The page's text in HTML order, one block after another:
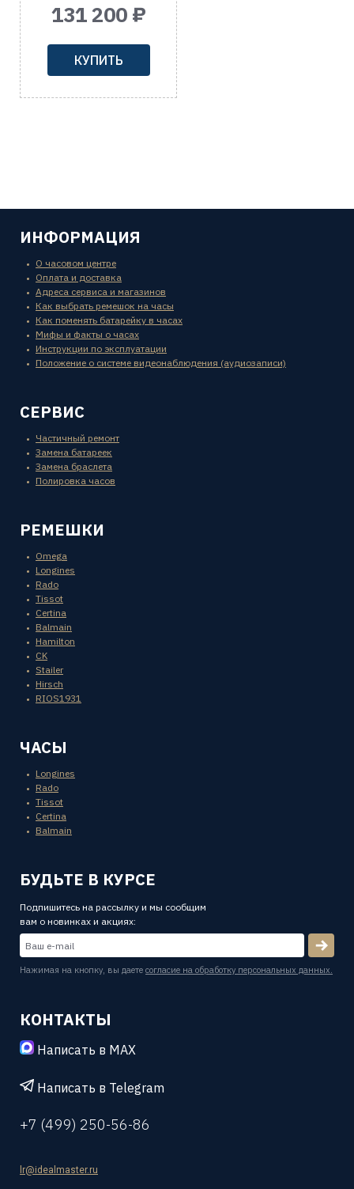
131 200 ₽
КУПИТЬ
ИНФОРМАЦИЯ
О часовом центре
Оплата и доставка
Адреса сервиса и магазинов
Как выбрать ремешок на часы
Как поменять батарейку в часах
Мифы и факты о часах
Инструкции по эксплуатации
Положение о системе видеонаблюдения (аудиозаписи)
СЕРВИС
Частичный ремонт
Замена батареек
Замена браслета
Полировка часов
РЕМЕШКИ
Omega
Longines
Rado
Tissot
Certina
Balmain
Hamilton
CK
Stailer
Hirsch
RIOS1931
ЧАСЫ
Longines
Rado
Tissot
Certina
Balmain
БУДЬТЕ В КУРСЕ
Подпишитесь на рассылку и мы сообщим
вам о новинках и акциях:
Нажимая на кнопку, вы даете согласие на обработку персональных данных.
КОНТАКТЫ
Написать в MAX
Написать в Telegram
+7 (499) 250-56-86
lr@idealmaster.ru